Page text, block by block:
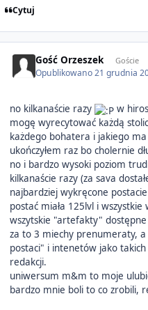
Cytuj
Gość Orzeszek Goście
Opublikowano21 grudnia
no kilkanaście razy
w
mogę wyrecytować każdą
każdego bohatera i jakiego
ukończyłem raz bo cholernie
no i bardzo wysoki poziom
kilkanaście razy (za sava
najbardziej wykręcone
postać miała 125lvl i wszystkie
wszytskie "artefakty"
za to 3 miechy prenumeraty, a
postaci" i intenetów jako takich
redakcji.
uniwersum m&m to moje
bardzo mnie boli to co zrobili,